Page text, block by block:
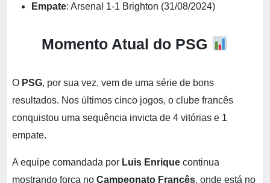
Empate: Arsenal 1-1 Brighton (31/08/2024)
Momento Atual do PSG
O PSG, por sua vez, vem de uma série de bons
resultados. Nos últimos cinco jogos, o clube francês
conquistou uma sequência invicta de 4 vitórias e 1
empate.
A equipe comandada por Luis Enrique continua
mostrando força no Campeonato Francês, onde está no